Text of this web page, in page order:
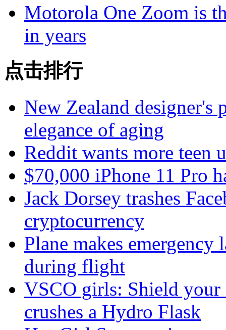
Motorola One Zoom is
in years
点击排行
New Zealand designer's
elegance of aging
Reddit wants more teen
$70,000 iPhone 11 Pro
Jack Dorsey trashes
cryptocurrency
Plane makes
during flight
VSCO girls: Shield your
crushes a Hydro Flask